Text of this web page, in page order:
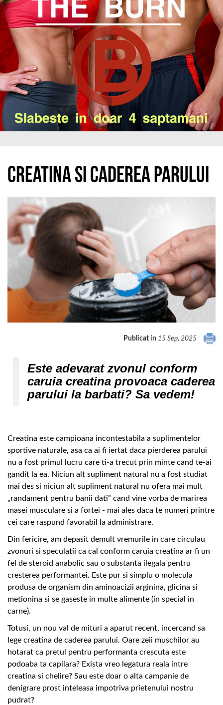
Creatina si caderea parului
Publicat in 15 Sep, 2025
Este adevarat zvonul conform
caruia creatina provoaca caderea
parului la barbati? Sa vedem!
Creatina este campioana incontestabila a suplimentelor
sportive naturale, asa ca ai fi iertat daca pierderea parului
nu a fost primul lucru care ti-a trecut prin minte cand te-ai
gandit la ea. Niciun alt supliment natural nu a fost studiat
mai des si niciun alt supliment natural nu ofera mai mult
„randament pentru banii dati” cand vine vorba de marirea
masei musculare si a fortei - mai ales daca te numeri printre
cei care raspund favorabil la administrare.
Din fericire, am depasit demult vremurile in care circulau
zvonuri si speculatii ca cal conform caruia creatina ar fi un
fel de steroid anabolic sau o substanta ilegala pentru
cresterea performantei. Este pur si simplu o molecula
produsa de organism din aminoacizii arginina, glicina si
metionina si se gaseste in multe alimente (in special in
carne).
Totusi, un nou val de mituri a aparut recent, incercand sa
lege creatina de caderea parului. Oare zeii muschilor au
hotarat ca pretul pentru performanta crescuta este
podoaba ta capilara? Exista vreo legatura reala intre
creatina si chelire? Sau este doar o alta campanie de
denigrare prost inteleasa impotriva prietenului nostru
pudrat?